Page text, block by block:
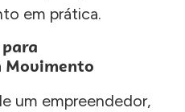
em prática.
Movimento
um empreendedor,